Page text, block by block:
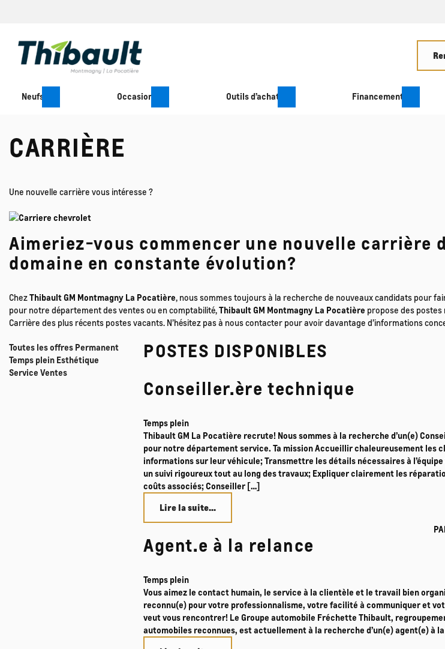
Neufs Occasion Outils d’achat Financement
CARRIÈRE
Une nouvelle carrière vous intéresse ?
Aimeriez-vous commencer une nouvelle carrière
domaine en constante évolution?
ChezThibault GM Montmagny La Pocatière, nous sommes toujours à la recherche de nouveaux candidats pour
pour notre département des ventes ou en comptabilité,Thibault GM Montmagny La Pocatière propose des postes
Carrière des plus récents postes vacants. N’hésitez pas à nous contacter pour avoir davantage d’informations
Toutes les offres Permanent
Temps plein Esthétique
Service Ventes
POSTES DISPONIBLES
Conseiller.ère technique
Temps plein
Thibault GM La Pocatière recrute! Nous sommes à la recherche d’un(e)
pour notre département service. Ta mission Accueillir chaleureusement les
informations sur leur véhicule; Transmettre les détails nécessaires à
un suivi rigoureux tout au long des travaux; Expliquer clairement les
coûts associés; Conseiller […]
Lire la suite...
Agent.e à la relance
Temps plein
Vous aimez le contact humain, le service à la clientèle et le travail bien
reconnu(e) pour votre professionnalisme, votre facilité à communiquer et
veut vous rencontrer! Le Groupe automobile Fréchette Thibault,
automobiles reconnues, est actuellement à la recherche d’un(e) agent(e) à